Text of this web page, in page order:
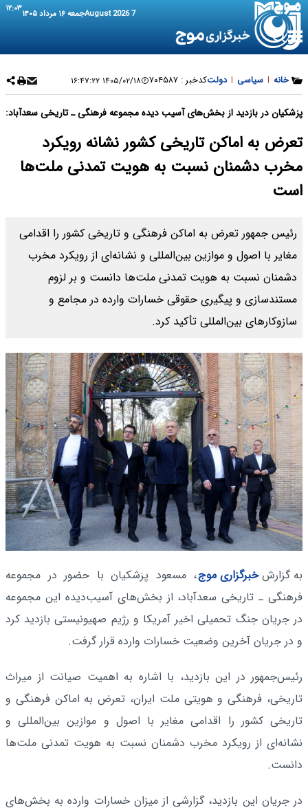
7 August 2026 جمعه ۱۶ مرداد ۱۴۰۵ ۱۲:۰۳
خانه | سیاسی | دولتکدخبر : ۷۰۴۵۸۷ ۱۴۰۵/۰۲/۱۸ ۱۶:۴۷:۲۲
پزشکیان در بازدید از بخش‌های آسیب دیده مجموعه فرهنگی ـ تاریخی سعدآباد:
تعرض به اماکن تاریخی کشور نشانه رویکرد
مخرب دشمنان نسبت به هویت تمدنی ملت‌ها
است
رئیس جمهور تعرض به اماکن فرهنگی و تاریخی کشور را اقدامی
مغایر با اصول و موازین بین‌المللی و نشانه‌ای از رویکرد مخرب
دشمنان نسبت به هویت تمدنی ملت‌ها دانست و بر لزوم
مستندسازی و پیگیری حقوقی خسارات وارده در مجامع و
سازوکارهای بین‌المللی تأکید کرد.
به گزارشخبرگزاری موج، مسعود پزشکیان با حضور در مجموعه
فرهنگی ـ تاریخی سعدآباد، از بخش‌های آسیب‌دیده این مجموعه
در جریان جنگ تحمیلی اخیر آمریکا و رژیم صهیونیستی بازدید کرد
و در جریان آخرین وضعیت خسارات وارده قرار گرفت.
رئیس‌جمهور در این بازدید، با اشاره به اهمیت صیانت از میراث
تاریخی، فرهنگی و هویتی ملت ایران، تعرض به اماکن فرهنگی و
تاریخی کشور را اقدامی مغایر با اصول و موازین بین‌المللی و
نشانه‌ای از رویکرد مخرب دشمنان نسبت به هویت تمدنی ملت‌ها
دانست.
در جریان این بازدید، گزارشی از میزان خسارات وارده به بخش‌های